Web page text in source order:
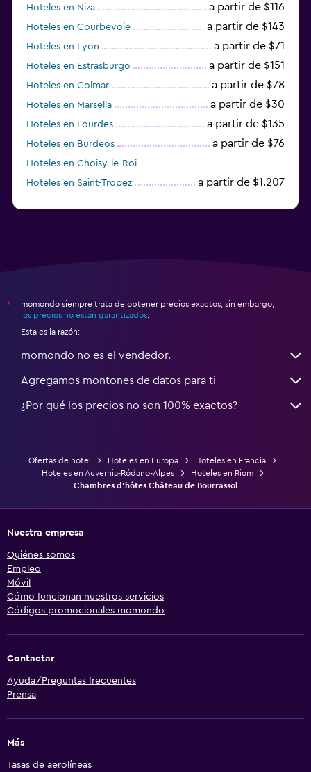
Hoteles en Niza a partir de $116
Hoteles en Courbevoie a partir de $143
Hoteles en Lyon a partir de $71
Hoteles en Estrasburgo a partir de $151
Hoteles en Colmar a partir de $78
Hoteles en Marsella a partir de $30
Hoteles en Lourdes a partir de $135
Hoteles en Burdeos a partir de $76
Hoteles en Choisy-le-Roi
Hoteles en Saint-Tropez
a partir de $1.207
*
momondo siempre trata de obtener precios exactos, sin embargo,
los precios no están garantizados
Esta es la razón:
momondo no es el vendedor.
Agregamos montones de datos para ti
¿Por qué los precios no son 100% exactos?
Ofertas de hotel Hoteles en Europa
Hoteles en Francia
Hoteles en Auvernia-Ródano-Alpes
Hoteles en Riom
Chambres d'hôtes Château de Bourrassol
Nuestra empresa
Quiénes somos
Empleo
Móvil
Cómo funcionan nuestros servicios
Códigos promocionales momondo
Contactar
Ayuda/Preguntas frecuentes
Prensa
Más
Tasas de aerolíneas